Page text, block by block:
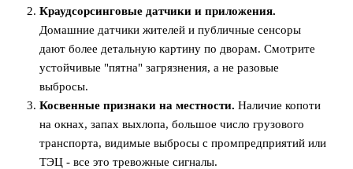
Краудсорсинговые датчики и приложения.
Домашние датчики жителей и публичные сенсоры
дают более детальную картину по дворам. Смотрите
устойчивые "пятна" загрязнения, а не разовые
выбросы.
Косвенные признаки на местности. Наличие копоти
на окнах, запах выхлопа, большое число грузового
транспорта, видимые выбросы с промпредприятий или
ТЭЦ - все это тревожные сигналы.